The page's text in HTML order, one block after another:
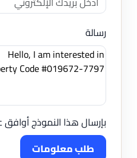
رسالة
بإرسال هذا النموذج
طلب معلومات